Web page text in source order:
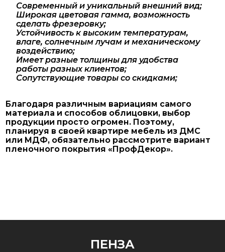
Современный и уникальный внешний вид;
Широкая цветовая гамма, возможность
сделать фрезеровку;
Устойчивость к высоким температурам,
влаге, солнечным лучам и механическому
воздействию;
Имеет разные толщины для удобства
работы разных клиентов;
Сопутствующие товары со скидками;
Благодаря различным вариациям самого
материала и способов облицовки, выбор
продукции просто огромен. Поэтому,
планируя в своей квартире мебель из ДМС
или МДФ, обязательно рассмотрите вариант
пленочного покрытия «ПрофДекор».
ПЕНЗА